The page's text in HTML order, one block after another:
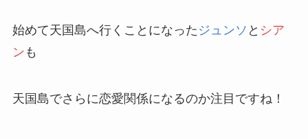
始めて天国島へ行くことになった ジュンソ と シア
ン も
天国島でさらに恋愛関係になるのか注目ですね！